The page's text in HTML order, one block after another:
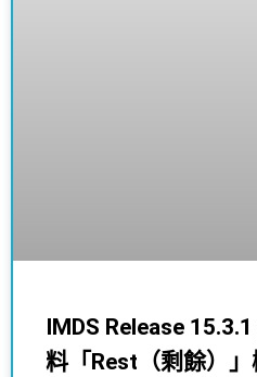
IMDS Release
料「Rest（剩餘）